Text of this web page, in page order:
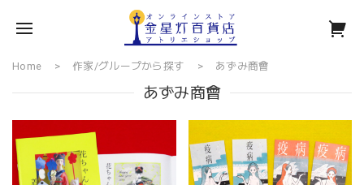
Home 作家/グループから探す あずみ商會
あずみ商會